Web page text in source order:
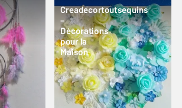
Creadecortoutsequins
–
Décorations
pour la
Maison